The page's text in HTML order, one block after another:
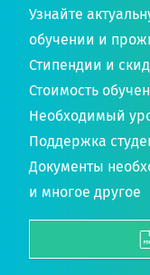
Узнайте
обучении и
Стипендии и
Стоимость
Необходимый
Поддержка
Документы
и многое другое